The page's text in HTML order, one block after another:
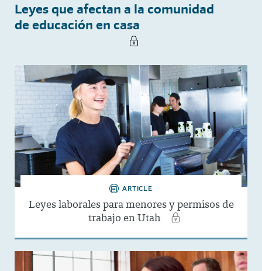
Leyes que afectan a la comunidad
de educación en casa
ARTICLE
Leyes laborales para menores y permisos de
trabajo en Utah